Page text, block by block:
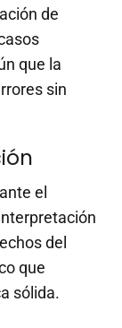
de
que la
sin
el
del
que
sólida.